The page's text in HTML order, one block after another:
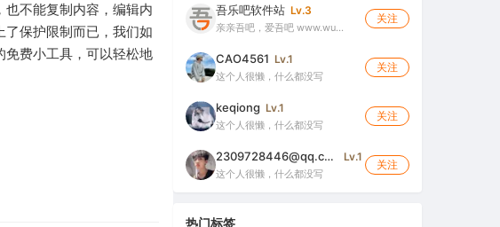
不能复制内容，编辑内
保护限制而已，我们如
免费小工具，可以轻松地
吾乐吧软件站 Lv.3
亲亲吾吧，爱吾吧 www.wu…
关注
CAO4561 Lv.1
这个人很懒，什么都没写
关注
keqiong Lv.1
这个人很懒，什么都没写
关注
2309728446@qq.com Lv.1
这个人很懒，什么都没写
关注
热门标签